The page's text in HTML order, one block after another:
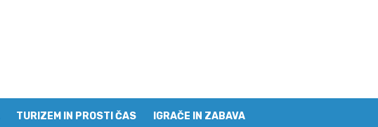
TURIZEM IN PROSTI ČAS IGRAČE IN ZABAVA